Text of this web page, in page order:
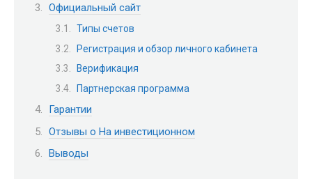
Официальный сайт
Типы счетов
Регистрация и обзор личного кабинета
Верификация
Партнерская программа
Гарантии
Отзывы о На инвестиционном
Выводы